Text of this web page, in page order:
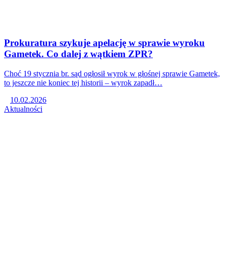
Prokuratura szykuje apelację w sprawie wyroku
Gametek. Co dalej z wątkiem ZPR?
Choć 19 stycznia br. sąd ogłosił wyrok w głośnej sprawie Gametek,
to jeszcze nie koniec tej historii – wyrok zapadł…
10.02.2026
Aktualności